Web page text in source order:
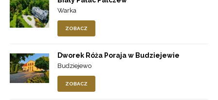
Warka
ZOBACZ
Dworek Róża Poraja w Budziejewie
Budziejewo
ZOBACZ